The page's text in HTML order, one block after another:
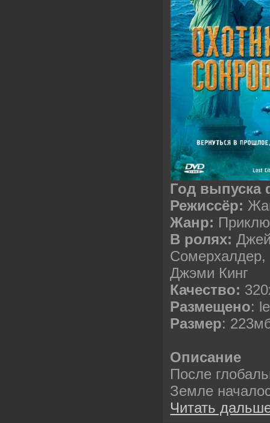
Год выпуска
Режиссёр:
Жанр:
В ролях:
Джэми Кинг
Качество:
Размещено:
Размер:
Описание
После
Земле
Читать